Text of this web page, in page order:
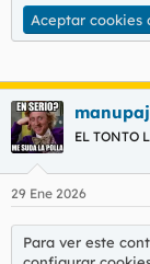
Aceptar cookies
EL TONTO
29 Ene 2026
Para ver este